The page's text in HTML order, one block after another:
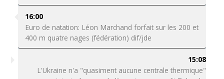
16:00
Euro de natation: Léon Marchand forfait sur les 200 et
400 m quatre nages (fédération) dif/jde
15:08
L'Ukraine n'a "quasiment aucune centrale thermique"